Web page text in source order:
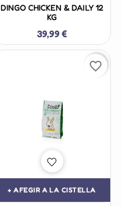
DINGO CHICKEN & DAILY 12
KG
39,99 €
+ AFEGIR A LA CISTELLA
favorite_border